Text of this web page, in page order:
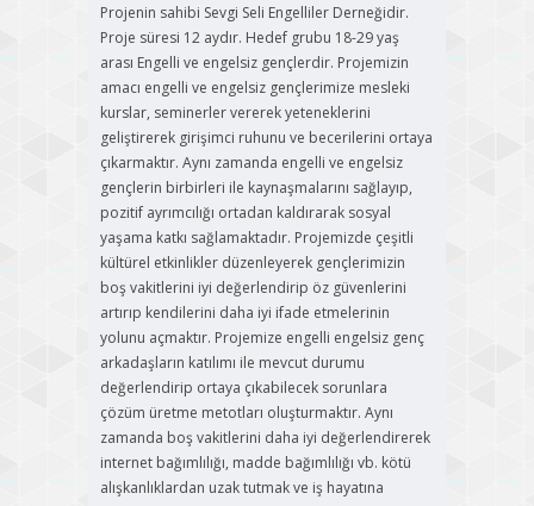
Projenin sahibi Sevgi Seli Engelliler Derneğidir.
Proje süresi 12 aydır. Hedef grubu 18-29 yaş
arası Engelli ve engelsiz gençlerdir. Projemizin
amacı engelli ve engelsiz gençlerimize mesleki
kurslar, seminerler vererek yeteneklerini
geliştirerek girişimci ruhunu ve becerilerini ortaya
çıkarmaktır. Aynı zamanda engelli ve engelsiz
gençlerin birbirleri ile kaynaşmalarını sağlayıp,
pozitif ayrımcılığı ortadan kaldırarak sosyal
yaşama katkı sağlamaktadır. Projemizde çeşitli
kültürel etkinlikler düzenleyerek gençlerimizin
boş vakitlerini iyi değerlendirip öz güvenlerini
artırıp kendilerini daha iyi ifade etmelerinin
yolunu açmaktır. Projemize engelli engelsiz genç
arkadaşların katılımı ile mevcut durumu
değerlendirip ortaya çıkabilecek sorunlara
çözüm üretme metotları oluşturmaktır. Aynı
zamanda boş vakitlerini daha iyi değerlendirerek
internet bağımlılığı, madde bağımlılığı vb. kötü
alışkanlıklardan uzak tutmak ve iş hayatına